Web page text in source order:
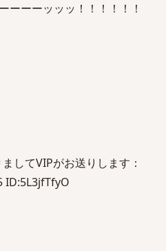
ーーーッッッ！！！！！！
してVIPがお送りします：
ID:5L3jfTfyO